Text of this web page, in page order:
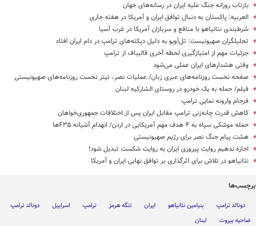
بازتاب روزانه جنگ علیه ایران در رسانه‌های جهان
العربیه: پاکستان به دنبال توافق ایران و آمریکا در هفته جاری
شرط‌بندی نتانیاهو با منافع و سربازان آمریکا در غرب آسیا
تحلیلگران صهیونیست: تل‌آویو به دلیل دیکته‌های ترامپ در دام ایران افتاد
جزئیات مهم از امتیازگیری لحظه آخری قالیباف از ترامپ
وقتی هشدارهای ایران عملی می‌شود
صفحه نخست روزنامه‌های عبری زبان/ عملیات نصر، تیتر نخست روزنامه‌های صهیونیستی
فیلم/ حمله به یک خودرو در روستای الشارکیه لبنان
فرجام وارونه نمایی ترامپ
کاهش قدرت چانه‌زنی ترامپ مقابل ایران پس از اختلافات جمهوری‌خواهان
حمله موشکی سپاه به ۴ هدف مهم آمریکایی در اردن/ انهدام آشیانه F۳۵ها
هشت پیام جنگ نصر برای رژیم صهیونیستی
اجازه ندهیم روایت پیروزی ایران به روایت شکست تبدیل شود!
نتانیاهو در تلاش برای اثرگذاری بر توافق نهایی ایران و آمریکا
برچسب‌ها
دونالد ترامپ بنیامین نتانیاهو ایران تنگه هرمز ترامپ اسراییل
دونالد ترامپ
ضاحیه بیروت
لبنان